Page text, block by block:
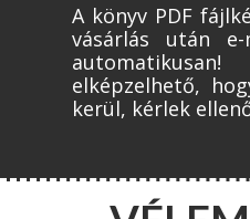
A könyv PDF
vásárlás után
elképzelhető,
kerül, kérlek